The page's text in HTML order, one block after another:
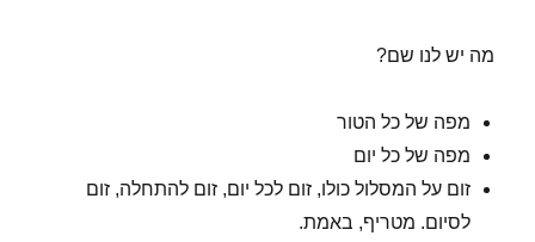
מה יש לנו שם?
מפה של כל הטור
מפה של כל יום
זום על המסלול כולו, זום לכל יום, זום להתחלה, זום
לסיום. מטריף, באמת.